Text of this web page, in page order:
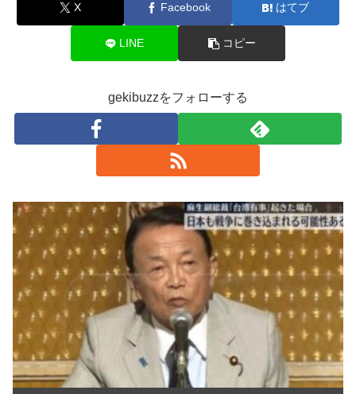
X Facebook はてブ
LINE コピー
gekibuzzをフォローする